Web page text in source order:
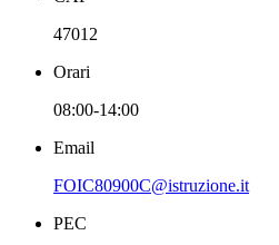
47012
Orari
08:00-14:00
Email
FOIC80900C@istruzione.it
PEC